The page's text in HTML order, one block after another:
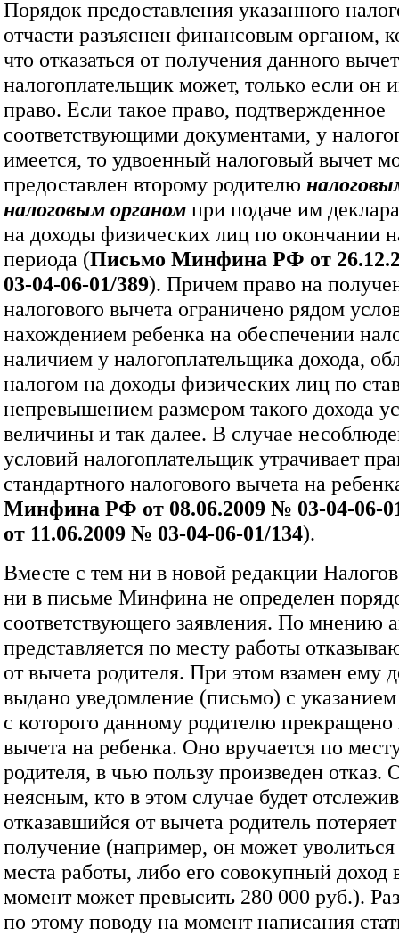
Порядок предоставления указанного
отчасти разъяснен финансовым органом,
что отказаться от получения данного
налогоплательщик может, только если он
право. Если такое право, подтвержденное
соответствующими документами, у
имеется, то удвоенный налоговый вычет
предоставлен второму родителю
налоговым органом при подаче им
на доходы физических лиц по окончании
периода (Письмо Минфина РФ от
03‑04‑06‑01/389). Причем право на
налогового вычета ограничено рядом
нахождением ребенка на обеспечении
наличием у налогоплательщика дохода,
налогом на доходы физических лиц по
непревышением размером такого дохода
величины и так далее. В случае
условий налогоплательщик утрачивает
стандартного налогового вычета на
Минфина РФ от 08.06.2009 №
от 11.06.2009 № 03‑04‑06‑01/134).
Вместе с тем ни в новой редакции
ни в письме Минфина не определен
соответствующего заявления. По мнению
представляется по месту работы
от вычета родителя. При этом взамен ему
выдано уведомление (письмо) с
с которого данному родителю прекращено
вычета на ребенка. Оно вручается по
родителя, в чью пользу произведен отказ.
неясным, кто в этом случае будет
отказавшийся от вычета родитель
получение (например, он может
места работы, либо его совокупный доход
момент может превысить 280 000 руб.).
по этому поводу на момент написания